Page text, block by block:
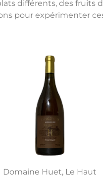
différents, des fruits
pour expérimenter
Domaine Huet, Le Haut